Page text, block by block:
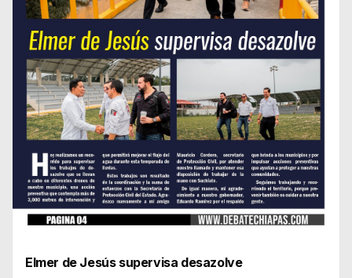
Elmer de Jesús supervisa desazolve